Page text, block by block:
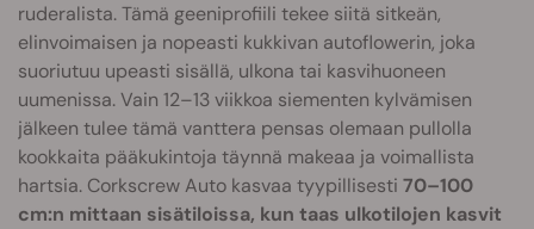
ruderalista. Tämä geeniprofiili tekee siitä sitkeän,
elinvoimaisen ja nopeasti kukkivan autoflowerin, joka
suoriutuu upeasti sisällä, ulkona tai kasvihuoneen
uumenissa. Vain 12–13 viikkoa siementen kylvämisen
jälkeen tulee tämä vanttera pensas olemaan pullolla
kookkaita pääkukintoja täynnä makeaa ja voimallista
hartsia. Corkscrew Auto kasvaa tyypillisesti 70–100
cm:n mittaan sisätiloissa, kun taas ulkotilojen kasvit